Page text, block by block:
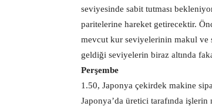
seviyesinde sabit tutması
paritelerine hareket getirecektir.
mevcut kur seviyelerinin makul ve
geldiği seviyelerin biraz altında
Perşembe
1.50, Japonya çekirdek makine
Japonya’da üretici tarafında